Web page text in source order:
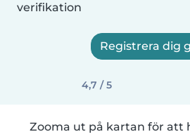
verifikation
Registrera dig
4,7 / 5
Zooma ut på kartan för att